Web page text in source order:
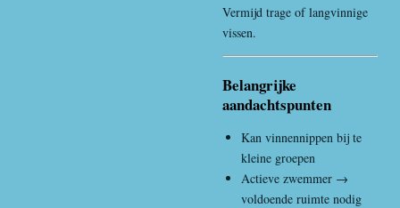
Vermijd trage of langvinnige
vissen.
Belangrijke
aandachtspunten
Kan vinnennippen bij te
kleine groepen
Actieve zwemmer →
voldoende ruimte nodig